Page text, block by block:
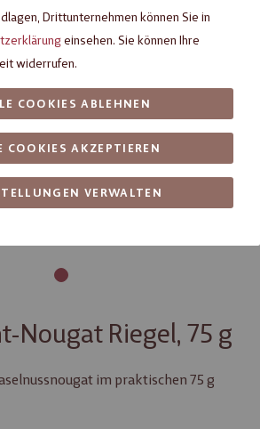
Nougat Riegel, 75 g
im praktischen 75 g
Drittunternehmen können Sie in
einsehen. Sie können Ihre
widerrufen.
VERWALTEN
COOKIES AKZEPTIEREN
COOKIES ABLEHNEN